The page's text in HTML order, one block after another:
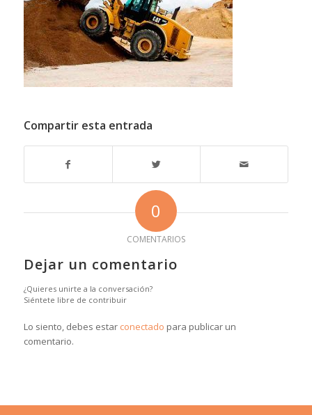
Compartir esta entrada
0
COMENTARIOS
Dejar un comentario
¿Quieres unirte a la conversación?
Siéntete libre de contribuir
Lo siento, debes estar conectado para publicar un
comentario.